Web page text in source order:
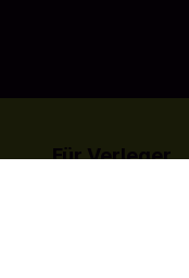
Für Verleger